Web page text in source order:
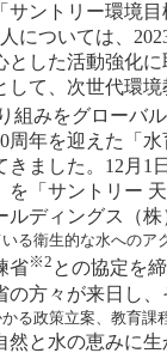
ントリー環境目
については、
した活動強化に
て、次世代環
組みをグローバ
年を迎えた「
きました。12月
を「サントリー
ルディングス（
衛生的な水へのア
省※2 との協定を
の方々が来日し
政策立案、教育課
と水の恵みに